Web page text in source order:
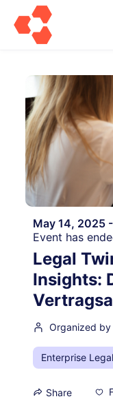
Skip to main content
May 14, 2025
Event has
Legal
Insights:
Organized
Enterprise
Share